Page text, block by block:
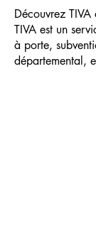
Découvrez
TIVA est un
à porte,
départemental,